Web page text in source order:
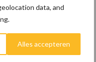
data, and
Alles accepteren